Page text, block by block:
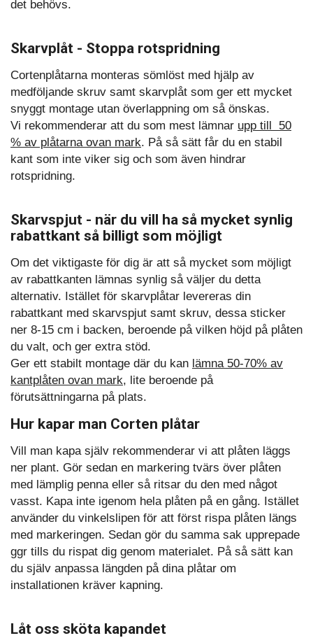
det behövs.
Skarvplåt - Stoppa rotspridning
Cortenplåtarna monteras sömlöst med hjälp av
medföljande skruv samt skarvplåt som ger ett mycket
snyggt montage utan överlappning om så önskas.
Vi rekommenderar att du som mest lämnar upp till 50
% av plåtarna ovan mark. På så sätt får du en stabil
kant som inte viker sig och som även hindrar
rotspridning.
Skarvspjut - när du vill ha så mycket synlig
rabattkant så billigt som möjligt
Om det viktigaste för dig är att så mycket som möjligt
av rabattkanten lämnas synlig så väljer du detta
alternativ. Istället för skarvplåtar levereras din
rabattkant med skarvspjut samt skruv, dessa sticker
ner 8-15 cm i backen, beroende på vilken höjd på plåten
du valt, och ger extra stöd.
Ger ett stabilt montage där du kan lämna 50-70% av
kantplåten ovan mark, lite beroende på
förutsättningarna på plats.
Hur kapar man Corten plåtar
Vill man kapa själv rekommenderar vi att plåten läggs
ner plant. Gör sedan en markering tvärs över plåten
med lämplig penna eller så ritsar du den med något
vasst. Kapa inte igenom hela plåten på en gång. Istället
använder du vinkelslipen för att först rispa plåten längs
med markeringen. Sedan gör du samma sak upprepade
ggr tills du rispat dig genom materialet. På så sätt kan
du själv anpassa längden på dina plåtar om
installationen kräver kapning.
Låt oss sköta kapandet